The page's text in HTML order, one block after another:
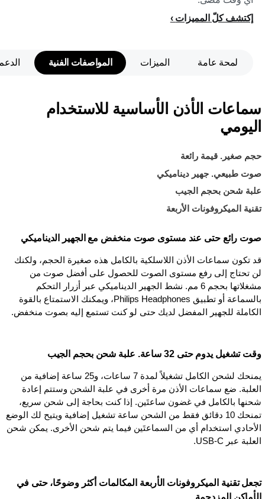
إكتشف كلّ المميزات
لمحة عامة الميزات المواصفات الفنية
سماعات الأذن الأساسية للاستخدام
اليومي
حجم صغير. قيمة رائعة
صوت طبيعي. جهير ديناميكي
علبة شحن بحجم الجيب
تقنية الميكروفونات الأربعة
صوت رائع حتى عند مستوى صوت منخفض مع الجهير الديناميكي
قد تكون سماعات الأذن اللاسلكية بالكامل هذه صغيرة الحجم، ولكنك
لن تحتاج إلى رفع مستوى الصوت للحصول على أفضل صوت من
مشغلاتها بحجم 6 مم. نشط الجهير الديناميكي عبر أزرار التحكم
بالسماعة أو تطبيق Philips Headphones، ويمكنك الاستمتاع بالقوة
الكاملة للجهير المفضل لديك حتى لو كنت تستمع إليه بصوت منخفض.
وقت تشغيل يدوم حتى 32 ساعة. علبة شحن بحجم الجيب
يمنحك لشحن الكامل تشغيلاً لمدة 7 ساعات، و25 ساعة إضافية من
العلبة. ضع سماعات الأذن مرة أخرى في علبة الشحن وستتم إعادة
شحنها بالكامل في غضون ساعتَين. إذا كنت بحاجة إلى شحن سريع،
تمنحك 10 دقائق فقط من الشحن ساعة تشغيل إضافية ويتيح لك الوضع
الأحادي استخدام أي من السماعتَين فيما يتم شحن الأخرى. يمكن شحن
العلبة عبر USB-C.
تجعل تقنية الميكروفونات الأربعة المكالمات أكثر وضوحًا، حتى في
الأماكن المزدحمة